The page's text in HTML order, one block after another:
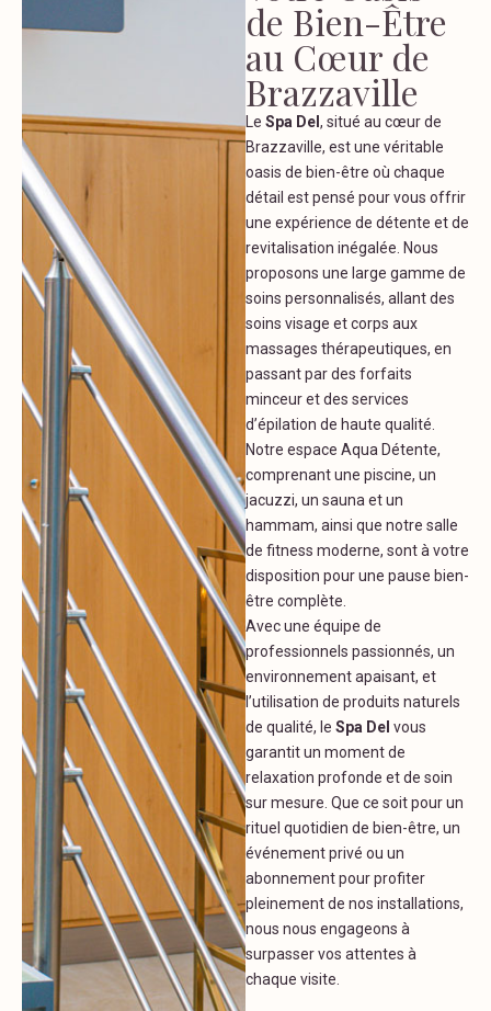
de Bien-Être
au Cœur de
Brazzaville
Le Spa Del , situé au cœur de
Brazzaville, est une véritable
oasis de bien-être où chaque
détail est pensé pour vous offrir
une expérience de détente et de
revitalisation inégalée. Nous
proposons une large gamme de
soins personnalisés, allant des
soins visage et corps aux
massages thérapeutiques, en
passant par des forfaits
minceur et des services
d’épilation de haute qualité.
Notre espace Aqua Détente,
comprenant une piscine, un
jacuzzi, un sauna et un
hammam, ainsi que notre salle
de fitness moderne, sont à votre
disposition pour une pause bien-
être complète.
Avec une équipe de
professionnels passionnés, un
environnement apaisant, et
l’utilisation de produits naturels
de qualité, le Spa Del vous
garantit un moment de
relaxation profonde et de soin
sur mesure. Que ce soit pour un
rituel quotidien de bien-être, un
événement privé ou un
abonnement pour profiter
pleinement de nos installations,
nous nous engageons à
surpasser vos attentes à
chaque visite.